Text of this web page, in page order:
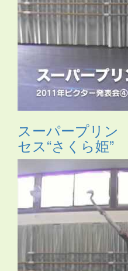
スーパープリン
セス“さくら姫”